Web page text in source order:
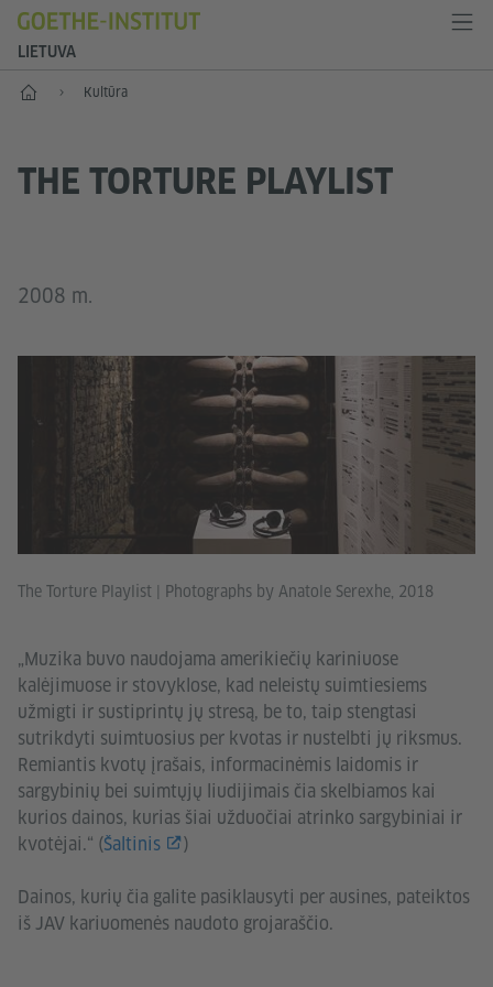
LIETUVA
Pradžia Kultūra
THE TORTURE PLAYLIST
2008 m.
The Torture Playlist | Photographs by Anatole Serexhe, 2018
„Muzika buvo naudojama amerikiečių kariniuose
kalėjimuose ir stovyklose, kad neleistų suimtiesiems
užmigti ir sustiprintų jų stresą, be to, taip stengtasi
sutrikdyti suimtuosius per kvotas ir nustelbti jų riksmus.
Remiantis kvotų įrašais, informacinėmis laidomis ir
sargybinių bei suimtųjų liudijimais čia skelbiamos kai
kurios dainos, kurias šiai užduočiai atrinko sargybiniai ir
kvotėjai.“ (Šaltinis )
Dainos, kurių čia galite pasiklausyti per ausines, pateiktos
iš JAV kariuomenės naudoto grojaraščio.